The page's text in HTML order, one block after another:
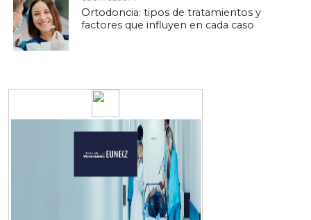
Ortodoncia: tipos de tratamientos y
factores que influyen en cada caso